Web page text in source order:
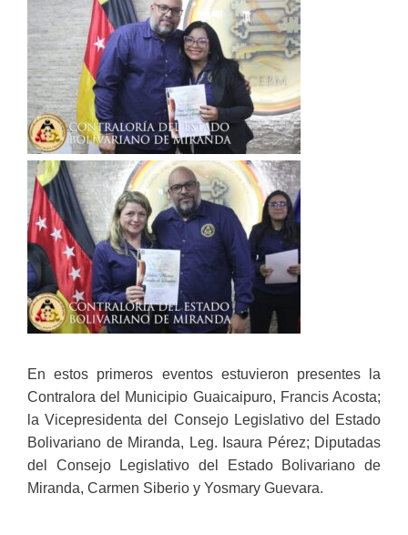
En estos primeros eventos estuvieron presentes la
Contralora del Municipio Guaicaipuro, Francis Acosta;
la Vicepresidenta del Consejo Legislativo del Estado
Bolivariano de Miranda, Leg. Isaura Pérez; Diputadas
del Consejo Legislativo del Estado Bolivariano de
Miranda, Carmen Siberio y Yosmary Guevara.